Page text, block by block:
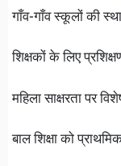
गाँव-गाँव स्कूलों की
शिक्षकों के लिए
महिला साक्षरता पर
बाल शिक्षा को